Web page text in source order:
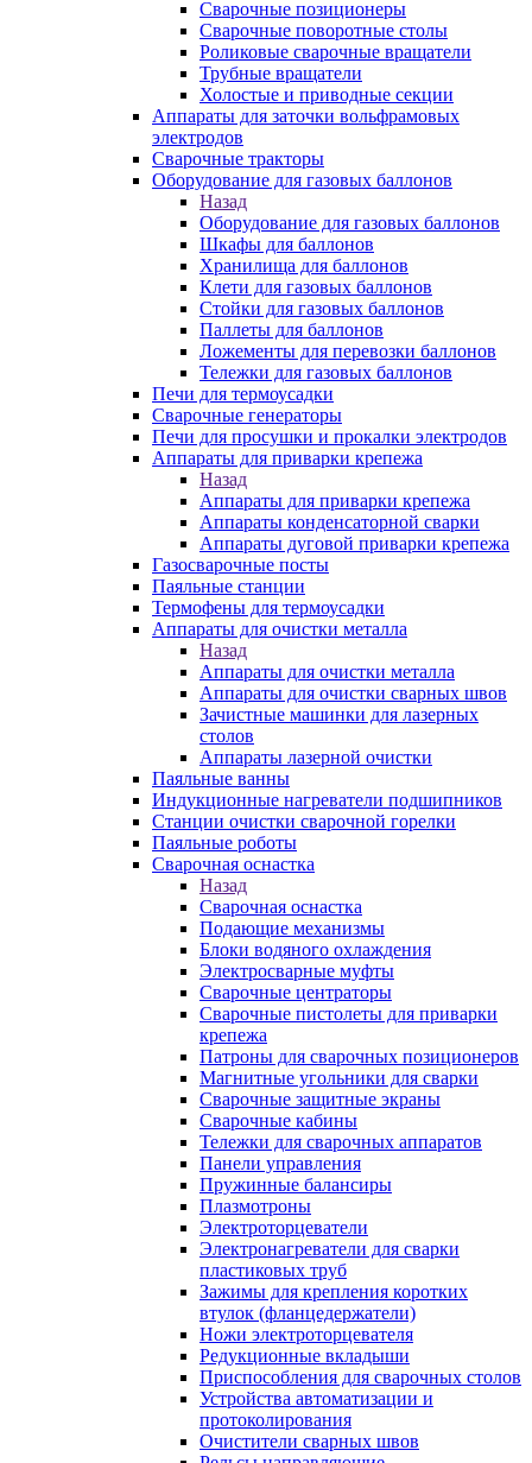
Сварочные позиционеры
Сварочные поворотные столы
Роликовые сварочные вращатели
Трубные вращатели
Холостые и приводные секции
Аппараты для заточки вольфрамовых
электродов
Сварочные тракторы
Оборудование для газовых баллонов
Назад
Оборудование для газовых баллонов
Шкафы для баллонов
Хранилища для баллонов
Клети для газовых баллонов
Стойки для газовых баллонов
Паллеты для баллонов
Ложементы для перевозки баллонов
Тележки для газовых баллонов
Печи для термоусадки
Сварочные генераторы
Печи для просушки и прокалки электродов
Аппараты для приварки крепежа
Назад
Аппараты для приварки крепежа
Аппараты конденсаторной сварки
Аппараты дуговой приварки крепежа
Газосварочные посты
Паяльные станции
Термофены для термоусадки
Аппараты для очистки металла
Назад
Аппараты для очистки металла
Аппараты для очистки сварных швов
Зачистные машинки для лазерных
столов
Аппараты лазерной очистки
Паяльные ванны
Индукционные нагреватели подшипников
Станции очистки сварочной горелки
Паяльные роботы
Сварочная оснастка
Назад
Сварочная оснастка
Подающие механизмы
Блоки водяного охлаждения
Электросварные муфты
Сварочные центраторы
Сварочные пистолеты для приварки
крепежа
Патроны для сварочных позиционеров
Магнитные угольники для сварки
Сварочные защитные экраны
Сварочные кабины
Тележки для сварочных аппаратов
Панели управления
Пружинные балансиры
Плазмотроны
Электроторцеватели
Электронагреватели для сварки
пластиковых труб
Зажимы для крепления коротких
втулок (фланцедержатели)
Ножи электроторцевателя
Редукционные вкладыши
Приспособления для сварочных столов
Устройства автоматизации и
протоколирования
Очистители сварных швов